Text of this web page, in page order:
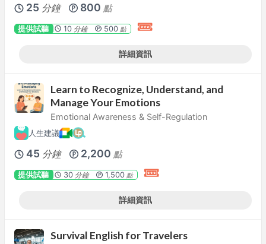
25 分鐘 800 點
提供試聽 10 分鐘 500點
詳細資訊
Learn to Recognize, Understand, and
Manage Your Emotions
Emotional Awareness & Self-Regulation
人生建議
45 分鐘 2,200 點
提供試聽 30 分鐘 1,500點
詳細資訊
Survival English for Travelers